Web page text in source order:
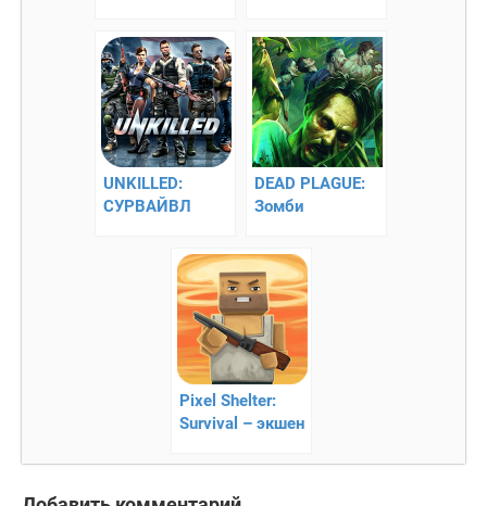
апокалипсис
UNKILLED:
СУРВАЙВЛ
эпидемию
DEAD PLAGUE:
Зомби
Pixel Shelter:
Survival – экшен
пространстве